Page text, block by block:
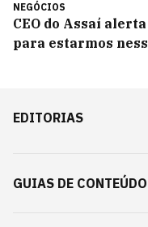
NEGÓCIOS
CEO do Assaí
para estarmos
EDITORIAS
GUIAS DE CONTEÚDO